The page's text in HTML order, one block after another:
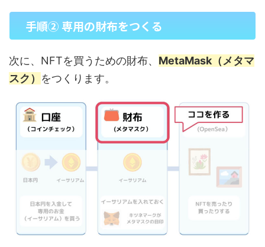
手順② 専用の財布をつくる
次に、NFTを買うための財布、 MetaMask（メタマ
スク） をつくります。